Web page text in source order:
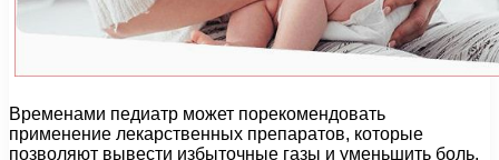
Временами педиатр может порекомендовать
применение лекарственных препаратов, которые
позволяют вывести избыточные газы и уменьшить боль.